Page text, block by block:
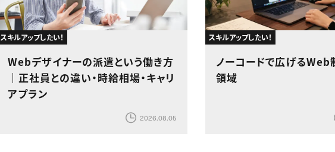
スキルアップしたい！
Webデザイナーの派遣という働き方
｜正社員との違い・時給相場・キャリ
アプラン
2026.08.05
スキルアップしたい！
ノーコードで広げるWeb
領域